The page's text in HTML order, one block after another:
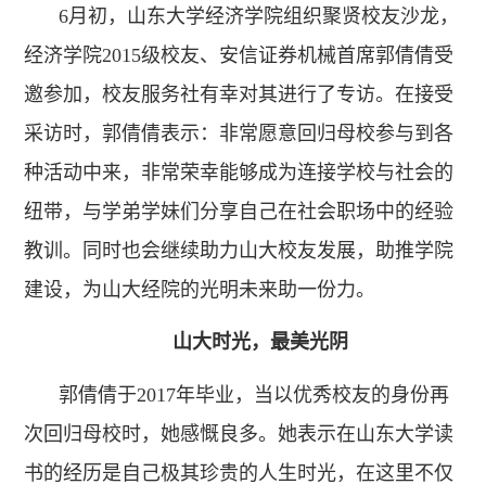
6月初，山东大学经济学院组织聚贤校友沙龙，
经济学院2015级校友、安信证券机械首席郭倩倩受
邀参加，校友服务社有幸对其进行了专访。在接受
采访时，郭倩倩表示：非常愿意回归母校参与到各
种活动中来，非常荣幸能够成为连接学校与社会的
纽带，与学弟学妹们分享自己在社会职场中的经验
教训。同时也会继续助力山大校友发展，助推学院
建设，为山大经院的光明未来助一份力。
山大时光，最美光阴
郭倩倩于2017年毕业，当以优秀校友的身份再
次回归母校时，她感慨良多。她表示在山东大学读
书的经历是自己极其珍贵的人生时光，在这里不仅